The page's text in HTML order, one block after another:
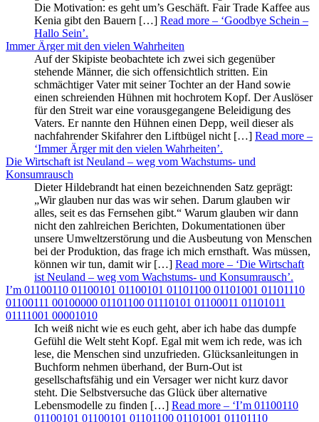
Die Motivation: es geht um’s Geschäft. Fair Trade Kaffee aus
Kenia gibt den Bauern […] Read more – ‘Goodbye Schein –
Hallo Sein’.
Immer Ärger mit den vielen Wahrheiten
Auf der Skipiste beobachtete ich zwei sich gegenüber
stehende Männer, die sich offensichtlich stritten. Ein
schmächtiger Vater mit seiner Tochter an der Hand sowie
einen schreienden Hühnen mit hochrotem Kopf. Der Auslöser
für den Streit war eine vorausgegangene Beleidigung des
Vaters. Er nannte den Hühnen einen Depp, weil dieser als
nachfahrender Skifahrer den Liftbügel nicht […] Read more –
‘Immer Ärger mit den vielen Wahrheiten’.
Die Wirtschaft ist Neuland – weg vom Wachstums- und
Konsumrausch
Dieter Hildebrandt hat einen bezeichnenden Satz geprägt:
„Wir glauben nur das was wir sehen. Darum glauben wir
alles, seit es das Fernsehen gibt.“ Warum glauben wir dann
nicht den zahlreichen Berichten, Dokumentationen über
unsere Umweltzerstörung und die Ausbeutung von Menschen
bei der Produktion, das frage ich mich ernsthaft. Was müssen,
können wir tun, damit wir […] Read more – ‘Die Wirtschaft
ist Neuland – weg vom Wachstums- und Konsumrausch’.
I’m 01100110 01100101 01100101 01101100 01101001 01101110
01100111 00100000 01101100 01110101 01100011 01101011
01111001 00001010
Ich weiß nicht wie es euch geht, aber ich habe das dumpfe
Gefühl die Welt steht Kopf. Egal mit wem ich rede, was ich
lese, die Menschen sind unzufrieden. Glücksanleitungen in
Buchform nehmen überhand, der Burn-Out ist
gesellschaftsfähig und ein Versager wer nicht kurz davor
steht. Die Selbstversuche das Glück über alternative
Lebensmodelle zu finden […] Read more – ‘I’m 01100110
01100101 01100101 01101100 01101001 01101110